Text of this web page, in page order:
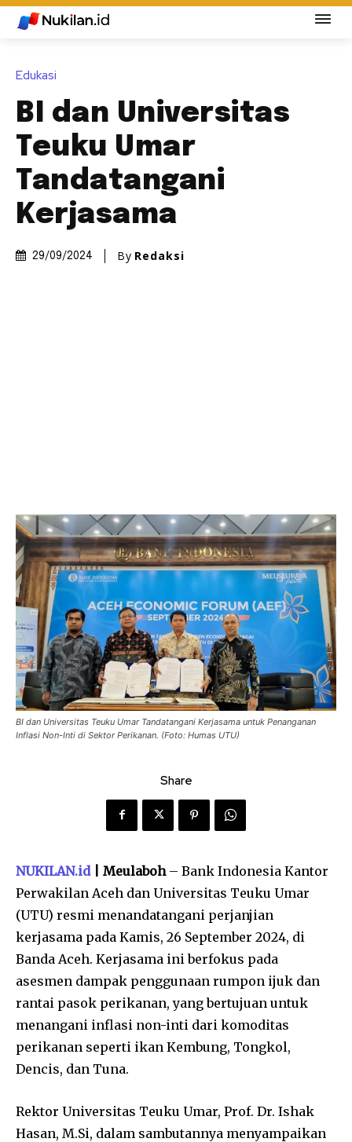
Edukasi
BI dan Universitas
Teuku Umar
Tandatangani
Kerjasama
29/09/2024 By Redaksi
BI dan Universitas Teuku Umar Tandatangani Kerjasama untuk Penanganan
Inflasi Non-Inti di Sektor Perikanan. (Foto: Humas UTU)
Share
NUKILAN.id| Meulaboh– Bank Indonesia Kantor
Perwakilan Aceh dan Universitas Teuku Umar
(UTU) resmi menandatangani perjanjian
kerjasama pada Kamis, 26 September 2024, di
Banda Aceh. Kerjasama ini berfokus pada
asesmen dampak penggunaan rumpon ijuk dan
rantai pasok perikanan, yang bertujuan untuk
menangani inflasi non-inti dari komoditas
perikanan seperti ikan Kembung, Tongkol,
Dencis, dan Tuna.
Rektor Universitas Teuku Umar, Prof. Dr. Ishak
Hasan, M.Si, dalam sambutannya menyampaikan